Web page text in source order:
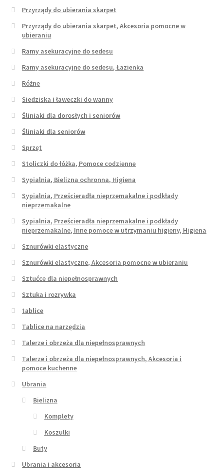
Przyrządy do ubierania skarpet
Przyrządy do ubierania skarpet, Akcesoria pomocne w
ubieraniu
Ramy asekuracyjne do sedesu
Ramy asekuracyjne do sedesu, Łazienka
Różne
Siedziska i ławeczki do wanny
Śliniaki dla dorosłych i seniorów
Śliniaki dla seniorów
Sprzęt
Stoliczki do łóżka, Pomoce codzienne
Sypialnia, Bielizna ochronna, Higiena
Sypialnia, Prześcieradła nieprzemakalne i podkłady
nieprzemakalne
Sypialnia, Prześcieradła nieprzemakalne i podkłady
nieprzemakalne, Inne pomoce w utrzymaniu higieny, Higiena
Sznurówki elastyczne
Sznurówki elastyczne, Akcesoria pomocne w ubieraniu
Sztućce dla niepełnosprawnych
Sztuka i rozrywka
tablice
Tablice na narzędzia
Talerze i obrzeża dla niepełnosprawnych
Talerze i obrzeża dla niepełnosprawnych, Akcesoria i
pomoce kuchenne
Ubrania
Bielizna
Komplety
Koszulki
Buty
Ubrania i akcesoria